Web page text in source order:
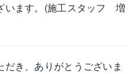
います。(施工スタッフ 増
だき、ありがとうございま